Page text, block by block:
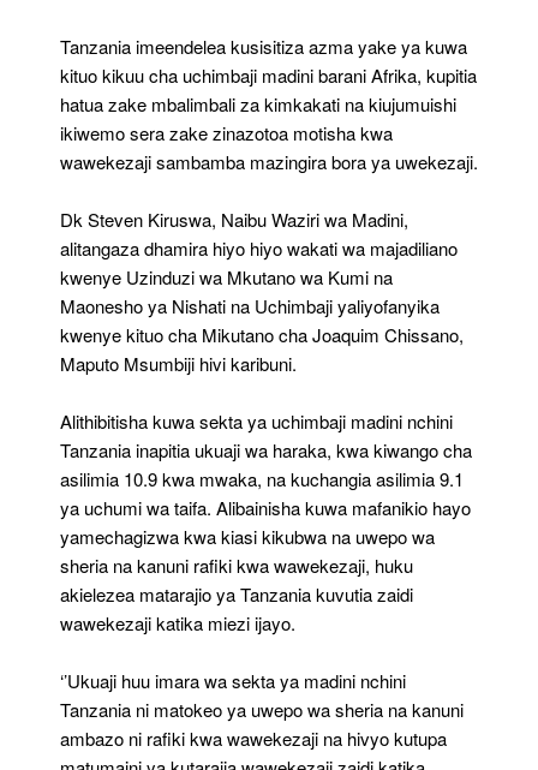
Afrika
Tanzania imeendelea kusisitiza azma yake ya kuwa
kituo kikuu cha uchimbaji madini barani Afrika, kupitia
hatua zake mbalimbali za kimkakati na kiujumuishi
ikiwemo sera zake zinazotoa motisha kwa
wawekezaji sambamba mazingira bora ya uwekezaji.
Dk Steven Kiruswa, Naibu Waziri wa Madini,
alitangaza dhamira hiyo hiyo wakati wa majadiliano
kwenye Uzinduzi wa Mkutano wa Kumi na
Maonesho ya Nishati na Uchimbaji yaliyofanyika
kwenye kituo cha Mikutano cha Joaquim Chissano,
Maputo Msumbiji hivi karibuni.
Alithibitisha kuwa sekta ya uchimbaji madini nchini
Tanzania inapitia ukuaji wa haraka, kwa kiwango cha
asilimia 10.9 kwa mwaka, na kuchangia asilimia 9.1
ya uchumi wa taifa. Alibainisha kuwa mafanikio hayo
yamechagizwa kwa kiasi kikubwa na uwepo wa
sheria na kanuni rafiki kwa wawekezaji, huku
akielezea matarajio ya Tanzania kuvutia zaidi
wawekezaji katika miezi ijayo.
‘’Ukuaji huu imara wa sekta ya madini nchini
Tanzania ni matokeo ya uwepo wa sheria na kanuni
ambazo ni rafiki kwa wawekezaji na hivyo kutupa